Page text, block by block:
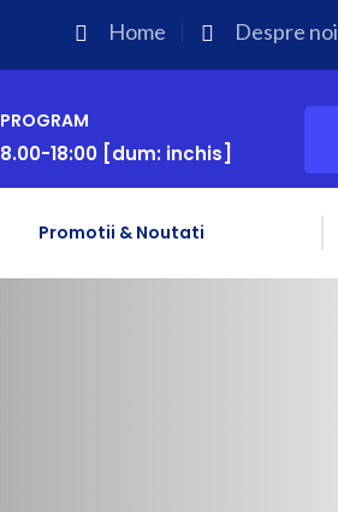
Home Despre noi
PROGRAM
8.00-18:00 [dum: inchis]
Promotii & Noutati